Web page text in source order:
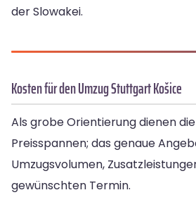
der Slowakei.
Kosten für den Umzug Stuttgart Košice
Als grobe Orientierung dienen
Preisspannen; das genaue
Umzugsvolumen,
gewünschten Termin.